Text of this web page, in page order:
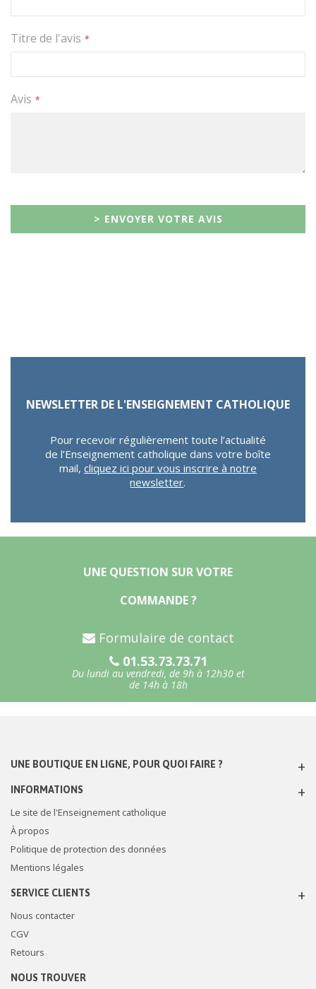
Titre de l'avis
Avis
> ENVOYER VOTRE AVIS
NEWSLETTER DE L'ENSEIGNEMENT CATHOLIQUE
Pour recevoir régulièrement toute l’actualité
de l’Enseignement catholique dans votre boîte
mail, cliquez ici pour vous inscrire à notre
newsletter.
UNE QUESTION SUR VOTRE
COMMANDE ?
Formulaire de contact
01.53.73.73.71
Du lundi au vendredi, de 9h à 12h30 et
de 14h à 18h
UNE BOUTIQUE EN LIGNE, POUR QUOI FAIRE ?
INFORMATIONS
Le site de l'Enseignement catholique
À propos
Politique de protection des données
Mentions légales
SERVICE CLIENTS
Nous contacter
CGV
Retours
NOUS TROUVER